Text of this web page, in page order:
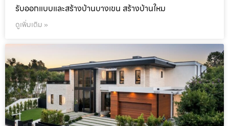
รับออกแบบและสร้างบ้านบางเขน สร้างบ้านใหม
ดูเพิ่มเติม »